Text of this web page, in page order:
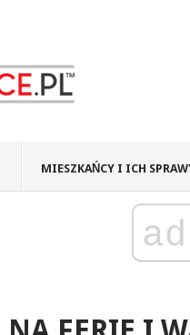
MIESZKAŃCY I ICH
ad